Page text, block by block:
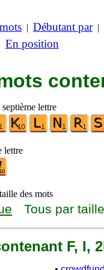
| Débutant par|
En position
lettre
lettre
des mots
Tous par taille
F, I,